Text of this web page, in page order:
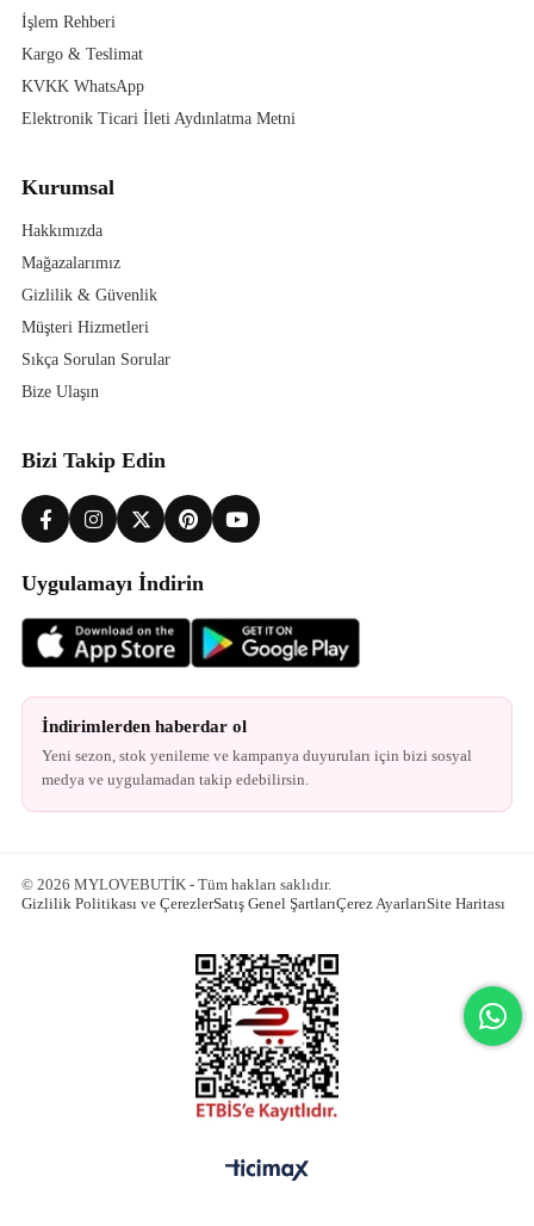
İşlem Rehberi
Kargo & Teslimat
KVKK WhatsApp
Elektronik Ticari İleti Aydınlatma Metni
Kurumsal
Hakkımızda
Mağazalarımız
Gizlilik & Güvenlik
Müşteri Hizmetleri
Sıkça Sorulan Sorular
Bize Ulaşın
Bizi Takip Edin
Uygulamayı İndirin
İndirimlerden haberdar ol
Yeni sezon, stok yenileme ve kampanya duyuruları için bizi sosyal
medya ve uygulamadan takip edebilirsin.
© 2026 MYLOVEBUTİK - Tüm hakları saklıdır.
Gizlilik Politikası ve ÇerezlerSatış Genel ŞartlarıÇerez AyarlarıSite Haritası